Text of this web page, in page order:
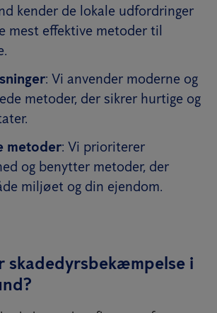
kender de lokale udfordringer
mest effektive metoder til
: Vi anvender moderne og
metoder, der sikrer hurtige og
metoder: Vi prioriterer
og benytter metoder, der
miljøet og din ejendom.
skadedyrsbekæmpelse i